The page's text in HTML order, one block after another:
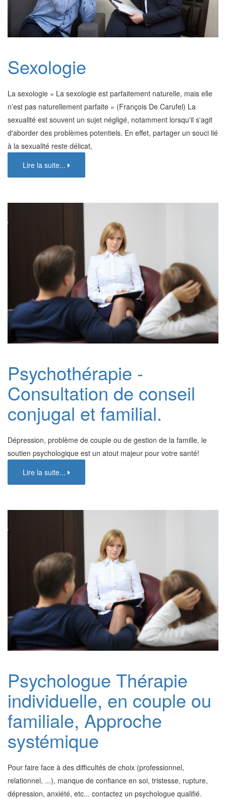
Sexologie
La sexologie « La sexologie est parfaitement naturelle, mais elle
n’est pas naturellement parfaite » (François De Carufel) La
sexualité est souvent un sujet négligé, notamment lorsqu'il s'agit
d'aborder des problèmes potentiels. En effet, partager un souci lié
à la sexualité reste délicat,
Lire la suite...
Psychothérapie -
Consultation de conseil
conjugal et familial.
Dépression, problème de couple ou de gestion de la famille, le
soutien psychologique est un atout majeur pour votre santé!
Lire la suite...
Psychologue Thérapie
individuelle, en couple ou
familiale, Approche
systémique
Pour faire face à des difficultés de choix (professionnel,
relationnel, ...), manque de confiance en soi, tristesse, rupture,
dépression, anxiété, etc... contactez un psychologue qualifié.